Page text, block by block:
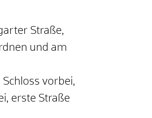
Straße,
und am
vorbei,
erste Straße